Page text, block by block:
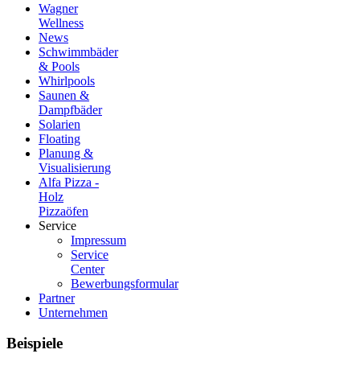
Wagner
Wellness
News
Schwimmbäder
& Pools
Whirlpools
Saunen &
Dampfbäder
Solarien
Floating
Planung &
Visualisierung
Alfa Pizza -
Holz
Pizzaöfen
Service
Impressum
Service
Center
Bewerbungsformular
Partner
Unternehmen
Beispiele